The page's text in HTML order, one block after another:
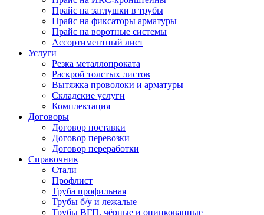
Прайс на заглушки в трубы
Прайс на фиксаторы арматуры
Прайс на воротные системы
Ассортиментный лист
Услуги
Резка металлопроката
Раскрой толстых листов
Вытяжка проволоки и арматуры
Складские услуги
Комплектация
Договоры
Договор поставки
Договор перевозки
Договор переработки
Справочник
Стали
Профлист
Труба профильная
Трубы б/у и лежалые
Трубы ВГП, чёрные и оцинкованные